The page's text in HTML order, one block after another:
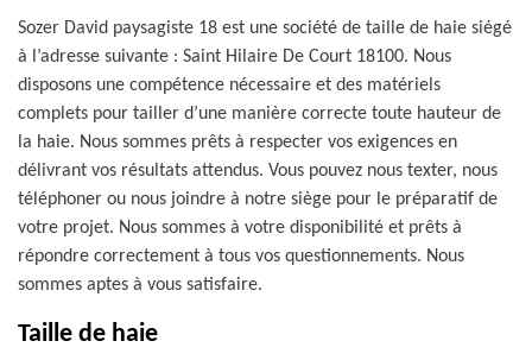
Sozer David paysagiste 18 est une société de taille de haie siégé
à l’adresse suivante : Saint Hilaire De Court 18100. Nous
disposons une compétence nécessaire et des matériels
complets pour tailler d’une manière correcte toute hauteur de
la haie. Nous sommes prêts à respecter vos exigences en
délivrant vos résultats attendus. Vous pouvez nous texter, nous
téléphoner ou nous joindre à notre siège pour le préparatif de
votre projet. Nous sommes à votre disponibilité et prêts à
répondre correctement à tous vos questionnements. Nous
sommes aptes à vous satisfaire.
Taille de haie